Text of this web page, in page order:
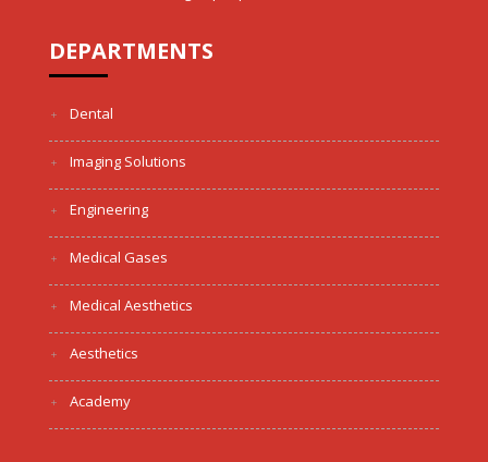
DEPARTMENTS
Dental
Imaging Solutions
Engineering
Medical Gases
Medical Aesthetics
Aesthetics
Academy